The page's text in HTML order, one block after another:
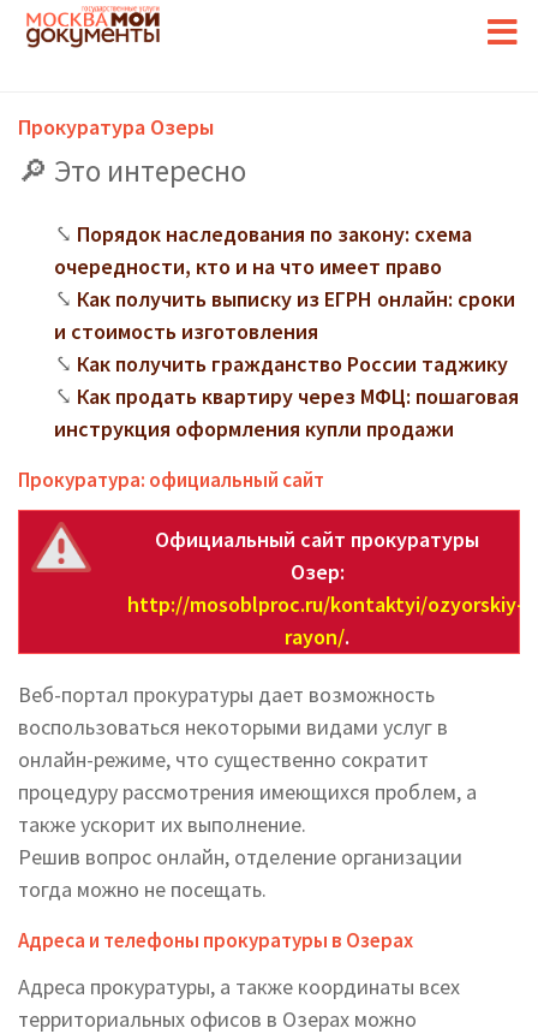
Прокуратура Озеры
Это интересно
Порядок наследования по закону: схема
очередности, кто и на что имеет право
Как получить выписку из ЕГРН онлайн: сроки
и стоимость изготовления
Как получить гражданство России таджику
Как продать квартиру через МФЦ: пошаговая
инструкция оформления купли продажи
Прокуратура: официальный сайт
Официальный сайт прокуратуры
Озер:
http://mosoblproc.ru/kontaktyi/ozyorskiy-
rayon/.
Веб-портал прокуратуры дает возможность
воспользоваться некоторыми видами услуг в
онлайн-режиме, что существенно сократит
процедуру рассмотрения имеющихся проблем, а
также ускорит их выполнение.
Решив вопрос онлайн, отделение организации
тогда можно не посещать.
Адреса и телефоны прокуратуры в Озерах
Адреса прокуратуры, а также координаты всех
территориальных офисов в Озерах можно